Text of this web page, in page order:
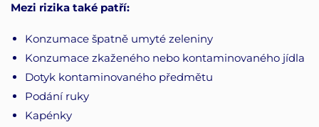
Mezi rizika také patří:
Konzumace špatně umyté zeleniny
Konzumace zkaženého nebo kontaminovaného jídla
Dotyk kontaminovaného předmětu
Podání ruky
Kapénky